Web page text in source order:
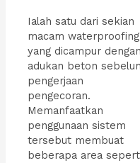
Ialah satu dari sekian
macam waterproofing
yang dicampur dengan
adukan beton
pengerjaan
pengecoran.
Memanfaatkan
penggunaan sistem
tersebut membuat
beberapa area